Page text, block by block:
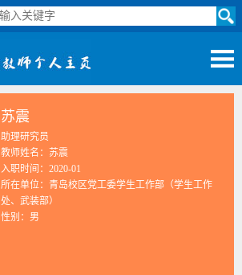
苏震
助理研究员
教师姓名：苏震
入职时间：2020-01
所在单位：青岛校区党工委学生工作部（学生工作
处、武装部）
性别：男